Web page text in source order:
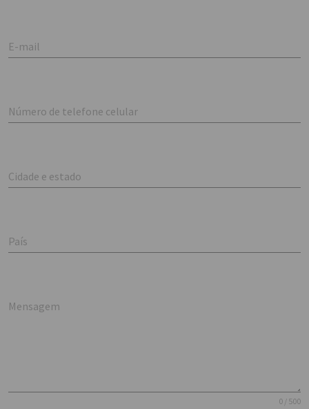
E-mail
Número de telefone celular
Cidade e estado
País
Mensagem
0 / 500